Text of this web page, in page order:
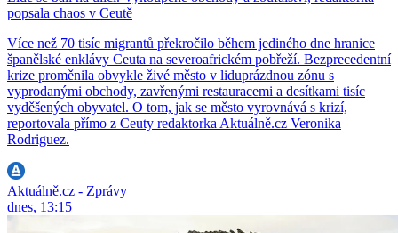
popsala chaos v Ceutě
Více než 70 tisíc migrantů překročilo během jediného dne hranice
španělské enklávy Ceuta na severoafrickém pobřeží. Bezprecedentní
krize proměnila obvykle živé město v liduprázdnou zónu s
vyprodanými obchody, zavřenými restauracemi a desítkami tisíc
vyděšených obyvatel. O tom, jak se město vyrovnává s krizí,
reportovala přímo z Ceuty redaktorka Aktuálně.cz Veronika
Rodriguez.
Aktuálně.cz - Zprávy
dnes, 13:15